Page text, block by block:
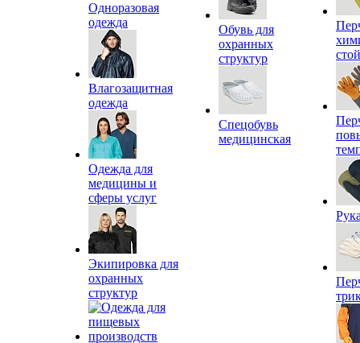
Одноразовая
одежда
Влагозащитная
одежда
Одежда для
медицины и
сферы услуг
Экипировка для
охранных
структур
Обувь для
охранных
структур
Спецобувь
медицинская